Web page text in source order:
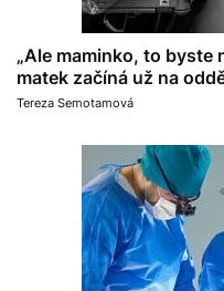
„Ale maminko, to byste
matek začíná už na
Tereza Semotamová